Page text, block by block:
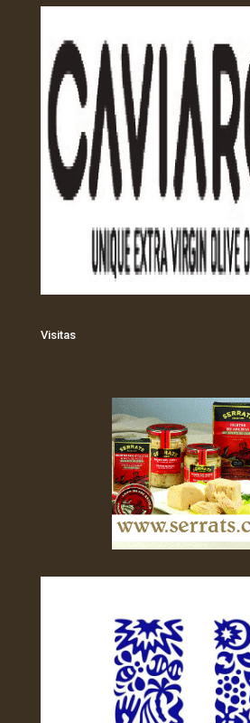
Visitas